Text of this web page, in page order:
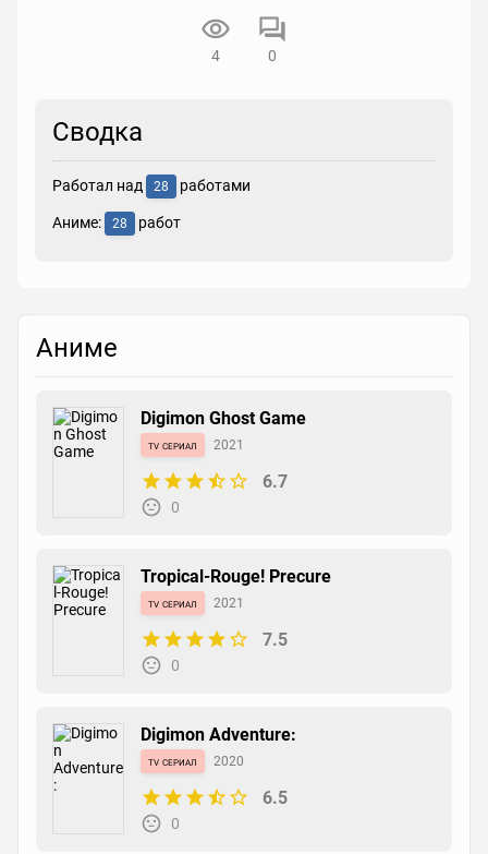
4 0
Сводка
Работал над 28 работами
Аниме: 28 работ
Аниме
Digimon Ghost Game
tv сериал 2021
6.7
0
Tropical-Rouge! Precure
tv сериал 2021
7.5
0
Digimon Adventure:
tv сериал 2020
6.5
0